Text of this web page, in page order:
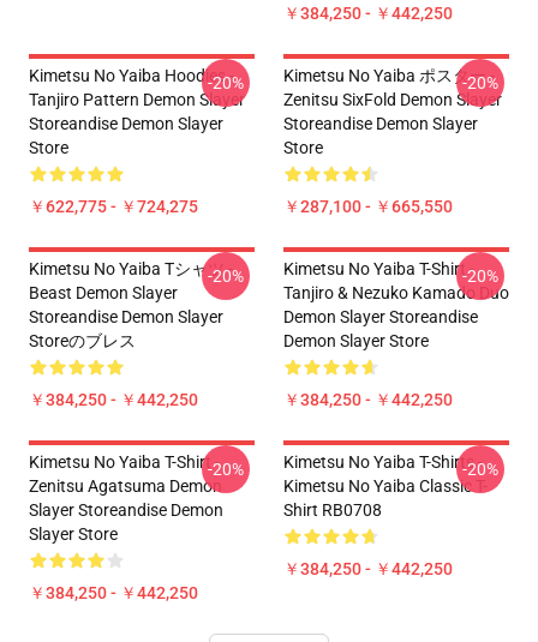
￥384,250 - ￥442,250
Kimetsu No Yaiba Hoodies -
Tanjiro Pattern Demon Slayer
Storeandise Demon Slayer
Store
￥622,775 - ￥724,275
-20%
Kimetsu No Yaiba ポスター -
Zenitsu SixFold Demon Slayer
Storeandise Demon Slayer
Store
￥287,100 - ￥665,550
-20%
Kimetsu No Yaiba Tシャツ -
Beast Demon Slayer
Storeandise Demon Slayer
Storeのブレス
￥384,250 - ￥442,250
-20%
Kimetsu No Yaiba T-Shirt -
Tanjiro & Nezuko Kamado Duo
Demon Slayer Storeandise
Demon Slayer Store
￥384,250 - ￥442,250
-20%
Kimetsu No Yaiba T-Shirt -
Zenitsu Agatsuma Demon
Slayer Storeandise Demon
Slayer Store
￥384,250 - ￥442,250
-20%
Kimetsu No Yaiba T-Shirts -
Kimetsu No Yaiba Classic T-
Shirt RB0708
￥384,250 - ￥442,250
-20%